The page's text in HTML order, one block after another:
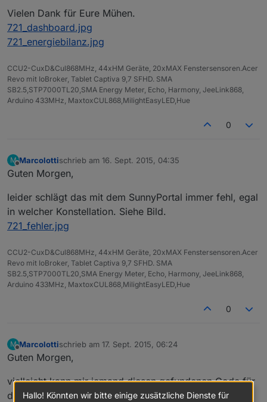
Vielen Dank für Eure Mühen.
721_dashboard.jpg
721_energiebilanz.jpg
CCU2-CuxD&Cul868MHz, 44xHM Geräte, 20xMAX Fenstersensoren.Acer
Revo mit IoBroker, Tablet Captiva 9,7 SFHD. SMA
SB2.5,STP7000TL20,SMA Energy Meter, Echo, Harmony, JeeLink868,
Arduino 433MHz, MaxtoxCUL868,MilightEasyLED,Hue
0
M
Offline
Marcolottischrieb am 16. Sept. 2015, 04:35
zuletzt editiert von
Guten Morgen,
leider schlägt das mit dem SunnyPortal immer fehl, egal
in welcher Konstellation. Siehe Bild.
721_fehler.jpg
CCU2-CuxD&Cul868MHz, 44xHM Geräte, 20xMAX Fenstersensoren.Acer
Revo mit IoBroker, Tablet Captiva 9,7 SFHD. SMA
SB2.5,STP7000TL20,SMA Energy Meter, Echo, Harmony, JeeLink868,
Arduino 433MHz, MaxtoxCUL868,MilightEasyLED,Hue
0
M
Offline
Marcolottischrieb am 17. Sept. 2015, 06:24
zuletzt editiert von
Guten Morgen,
vielleicht kann mir jemand diesen gefundenen Code für
die CCU2 umbauen?
Hallo! Könnten wir bitte einige zusätzliche Dienste für